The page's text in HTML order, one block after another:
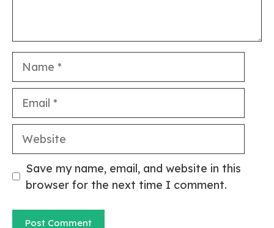
Name
Email
Website
Save my name, email, and website in this
browser for the next time I comment.